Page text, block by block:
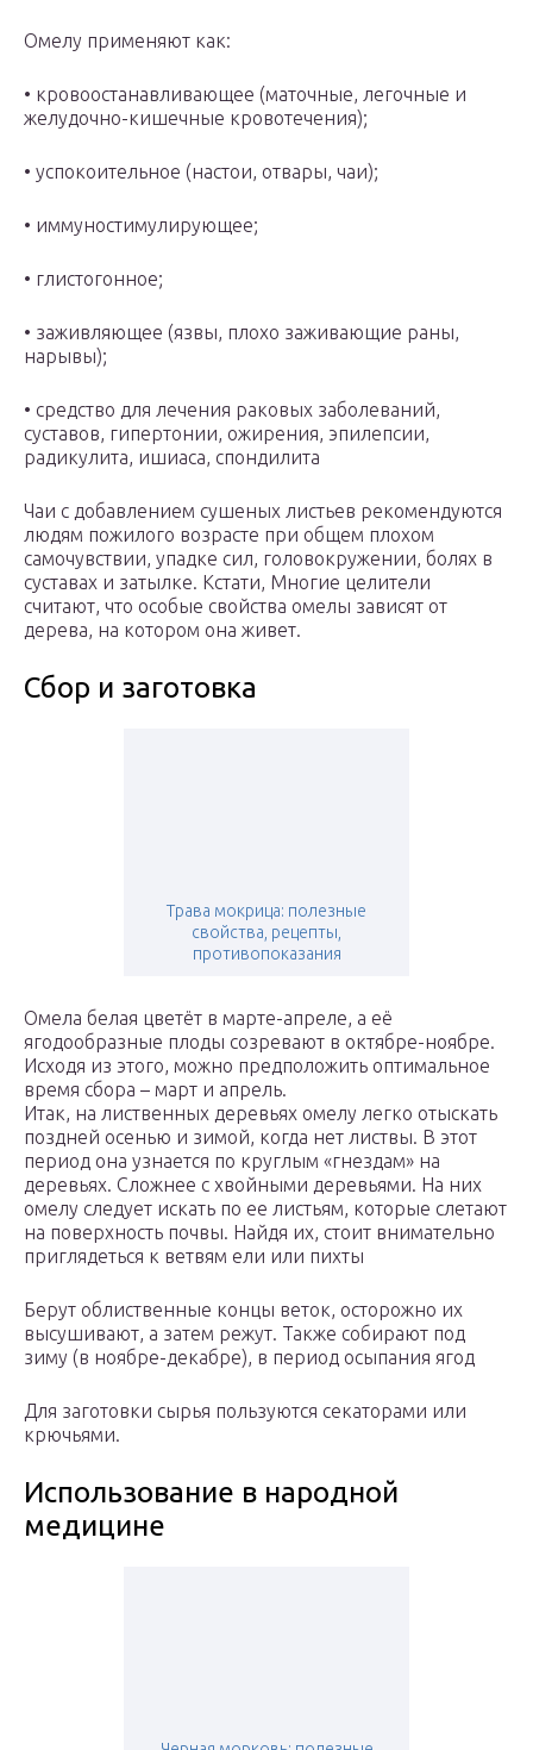
Омелу применяют как:
• кровоостанавливающее (маточные, легочные и
желудочно-кишечные кровотечения);
• успокоительное (настои, отвары, чаи);
• иммуностимулирующее;
• глистогонное;
• заживляющее (язвы, плохо заживающие раны,
нарывы);
• средство для лечения раковых заболеваний,
суставов, гипертонии, ожирения, эпилепсии,
радикулита, ишиаса, спондилита
Чаи с добавлением сушеных листьев рекомендуются
людям пожилого возрасте при общем плохом
самочувствии, упадке сил, головокружении, болях в
суставах и затылке. Кстати, Многие целители
считают, что особые свойства омелы зависят от
дерева, на котором она живет.
Сбор и заготовка
Трава мокрица: полезные
свойства, рецепты,
противопоказания
Омела белая цветёт в марте-апреле, а её
ягодообразные плоды созревают в октябре-ноябре.
Исходя из этого, можно предположить оптимальное
время сбора – март и апрель.
Итак, на лиственных деревьях омелу легко отыскать
поздней осенью и зимой, когда нет листвы. В этот
период она узнается по круглым «гнездам» на
деревьях. Сложнее с хвойными деревьями. На них
омелу следует искать по ее листьям, которые слетают
на поверхность почвы. Найдя их, стоит внимательно
приглядеться к ветвям ели или пихты
Берут облиственные концы веток, осторожно их
высушивают, а затем режут. Также собирают под
зиму (в ноябре-декабре), в период осыпания ягод
Для заготовки сырья пользуются секаторами или
крючьями.
Использование в народной
медицине